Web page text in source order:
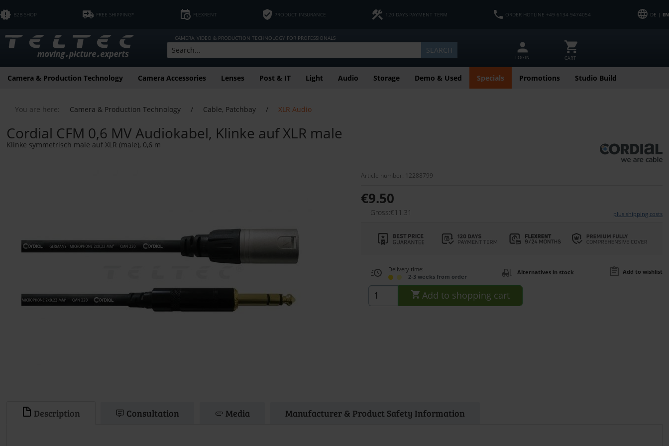
B2B SHOP FREE SHIPPING* FLEXRENT PRODUCT INSURANCE 120 DAYS PAYMENT TERM ORDER HOTLINE +49 6134 9474054 DE | EN
CAMERA, VIDEO & PRODUCTION TECHNOLOGY FOR PROFESSIONALS
SEARCH
LOGIN CART
Camera & Production Technology Camera Accessories Lenses Post & IT Light Audio Storage Demo & Used Specials Promotions Studio Build
You are here: Camera & Production Technology / Cable, Patchbay / XLR Audio
Cordial CFM 0,6 MV Audiokabel, Klinke auf XLR male
Klinke symmetrisch male auf XLR (male), 0,6 m
Article number: 12288799
€9.50
Gross:€11.31 plus shipping costs
Delivery time:
2-3 weeks from order
Alternatives in stock Add to wishlist
Add to shopping cart
Description Consultation Media Manufacturer & Product Safety Information